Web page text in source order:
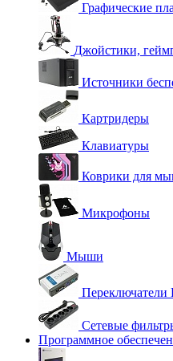
Графические
Джойстики,
Источники
Картридеры
Клавиатуры
Коврики для
Микрофоны
Мыши
Сетевые
Программное